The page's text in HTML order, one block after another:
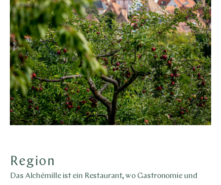
Region
Das Alchémille ist ein Restaurant, wo Gastronomie und